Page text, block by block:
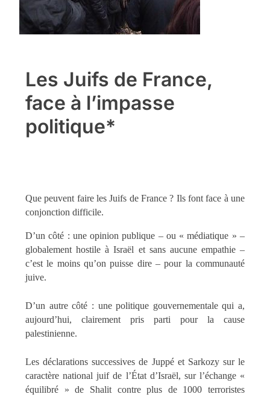
Les Juifs de France,
face à l’impasse
politique*
Que peuvent faire les Juifs de France ? Ils font face à une
conjonction difficile.
D’un côté : une opinion publique – ou « médiatique » –
globalement hostile à Israël et sans aucune empathie –
c’est le moins qu’on puisse dire – pour la communauté
juive.
D’un autre côté : une politique gouvernementale qui a,
aujourd’hui, clairement pris parti pour la cause
palestinienne.
Les déclarations successives de Juppé et Sarkozy sur le
caractère national juif de l’État d’Israël, sur l’échange «
équilibré » de Shalit contre plus de 1000 terroristes